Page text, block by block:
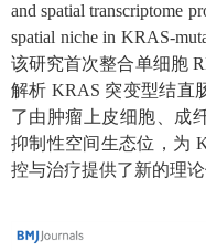
and spatial transcriptome
spatial niche in KRAS-
该研究首次整合单细胞
解析 KRAS 突变型结直
了由肿瘤上皮细胞、成
抑制性空间生态位，为
控与治疗提供了新的理论